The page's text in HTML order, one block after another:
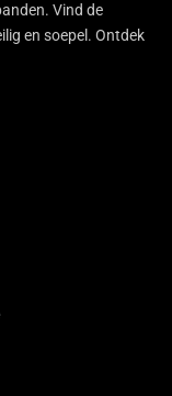
Vind de
en soepel. Ontdek